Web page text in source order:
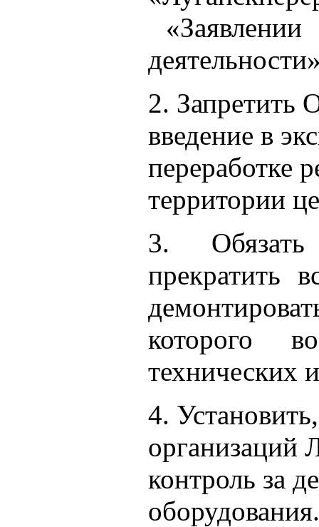
«Заявлении
2. Запретить
введение в
переработке
территории
3. Обязать
прекратить
которого
технических
4.
организаций
контроль за
оборудования.